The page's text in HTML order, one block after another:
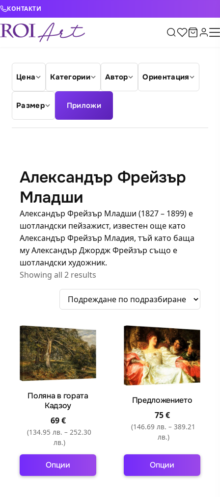
Skip to content
КОНТАКТИ
Цена Категории Автор Ориентация
Размер Приложи
Александър Фрейзър
Младши
Александър Фрейзър Младши (1827 – 1899) е
шотландски пейзажист, известен още като
Александър Фрейзър Младия, тъй като баща
му Александър Джордж Фрейзър също е
шотландски художник.
Showing all 2 results
Поляна в гората
Кадзоу
69€
(134.95 лв. – 252.30
лв.)
Опции
Предложението
75€
(146.69 лв. – 389.21
лв.)
Опции